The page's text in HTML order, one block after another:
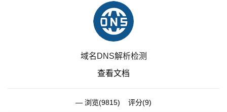
域名DNS解析检测
查看文档
浏览(9815) 评分(9)